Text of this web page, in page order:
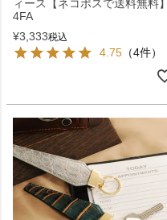
ィース【ネコポスで送料無料】
4FA
¥3,333税込
4.75 （4件）